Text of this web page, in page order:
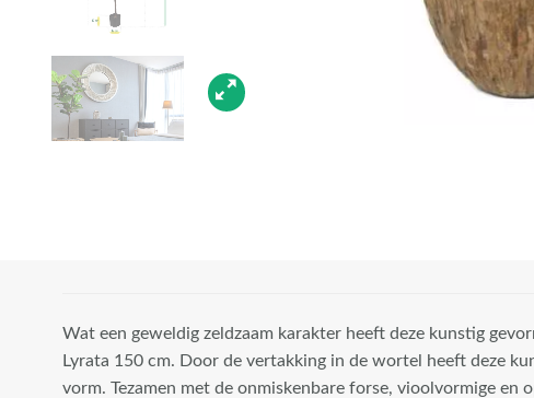
Wat een geweldig zeldzaam karakter heeft deze kunstig
Lyrata 150 cm. Door de vertakking in de wortel heeft deze
vorm. Tezamen met de onmiskenbare forse, vioolvormige en